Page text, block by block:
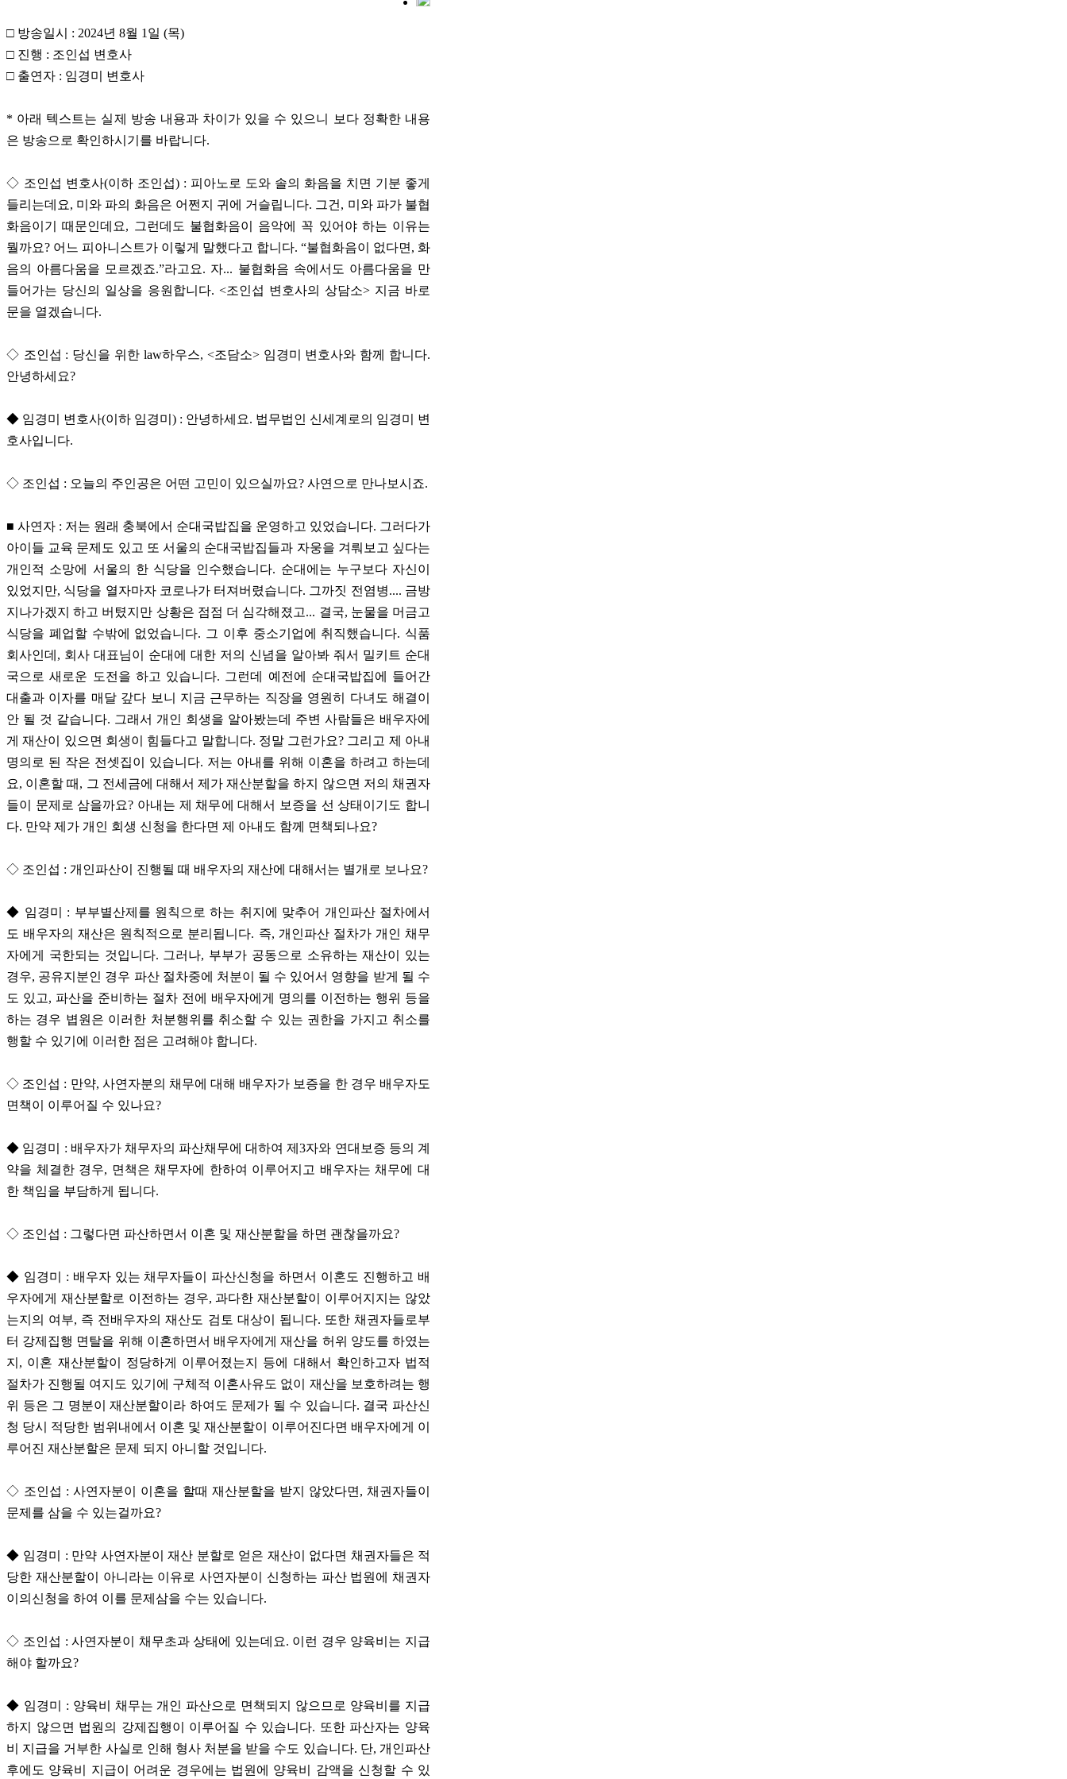
□ 방송일시 : 2024년 8월 1일 (목)
□ 진행 : 조인섭 변호사
□ 출연자 : 임경미 변호사
* 아래 텍스트는 실제 방송 내용과 차이가 있을 수 있으니 보다 정확한 내용
은 방송으로 확인하시기를 바랍니다.
◇ 조인섭 변호사(이하 조인섭) : 피아노로 도와 솔의 화음을 치면 기분 좋게
들리는데요, 미와 파의 화음은 어쩐지 귀에 거슬립니다. 그건, 미와 파가 불협
화음이기 때문인데요, 그런데도 불협화음이 음악에 꼭 있어야 하는 이유는
뭘까요? 어느 피아니스트가 이렇게 말했다고 합니다. “불협화음이 없다면, 화
음의 아름다움을 모르겠죠.”라고요. 자... 불협화음 속에서도 아름다움을 만
들어가는 당신의 일상을 응원합니다. <조인섭 변호사의 상담소> 지금 바로
문을 열겠습니다.
◇ 조인섭 : 당신을 위한 law하우스, <조담소> 임경미 변호사와 함께 합니다.
안녕하세요?
◆ 임경미 변호사(이하 임경미) : 안녕하세요. 법무법인 신세계로의 임경미 변
호사입니다.
◇ 조인섭 : 오늘의 주인공은 어떤 고민이 있으실까요? 사연으로 만나보시죠.
■ 사연자 : 저는 원래 충북에서 순대국밥집을 운영하고 있었습니다. 그러다가
아이들 교육 문제도 있고 또 서울의 순대국밥집들과 자웅을 겨뤄보고 싶다는
개인적 소망에 서울의 한 식당을 인수했습니다. 순대에는 누구보다 자신이
있었지만, 식당을 열자마자 코로나가 터져버렸습니다. 그까짓 전염병.... 금방
지나가겠지 하고 버텼지만 상황은 점점 더 심각해졌고... 결국, 눈물을 머금고
식당을 폐업할 수밖에 없었습니다. 그 이후 중소기업에 취직했습니다. 식품
회사인데, 회사 대표님이 순대에 대한 저의 신념을 알아봐 줘서 밀키트 순대
국으로 새로운 도전을 하고 있습니다. 그런데 예전에 순대국밥집에 들어간
대출과 이자를 매달 갚다 보니 지금 근무하는 직장을 영원히 다녀도 해결이
안 될 것 같습니다. 그래서 개인 회생을 알아봤는데 주변 사람들은 배우자에
게 재산이 있으면 회생이 힘들다고 말합니다. 정말 그런가요? 그리고 제 아내
명의로 된 작은 전셋집이 있습니다. 저는 아내를 위해 이혼을 하려고 하는데
요, 이혼할 때, 그 전세금에 대해서 제가 재산분할을 하지 않으면 저의 채권자
들이 문제로 삼을까요? 아내는 제 채무에 대해서 보증을 선 상태이기도 합니
다. 만약 제가 개인 회생 신청을 한다면 제 아내도 함께 면책되나요?
◇ 조인섭 : 개인파산이 진행될 때 배우자의 재산에 대해서는 별개로 보나요?
◆ 임경미 : 부부별산제를 원칙으로 하는 취지에 맞추어 개인파산 절차에서
도 배우자의 재산은 원칙적으로 분리됩니다. 즉, 개인파산 절차가 개인 채무
자에게 국한되는 것입니다. 그러나, 부부가 공동으로 소유하는 재산이 있는
경우, 공유지분인 경우 파산 절차중에 처분이 될 수 있어서 영향을 받게 될 수
도 있고, 파산을 준비하는 절차 전에 배우자에게 명의를 이전하는 행위 등을
하는 경우 볍원은 이러한 처분행위를 취소할 수 있는 권한을 가지고 취소를
행할 수 있기에 이러한 점은 고려해야 합니다.
◇ 조인섭 : 만약, 사연자분의 채무에 대해 배우자가 보증을 한 경우 배우자도
면책이 이루어질 수 있나요?
◆ 임경미 : 배우자가 채무자의 파산채무에 대하여 제3자와 연대보증 등의 계
약을 체결한 경우, 면책은 채무자에 한하여 이루어지고 배우자는 채무에 대
한 책임을 부담하게 됩니다.
◇ 조인섭 : 그렇다면 파산하면서 이혼 및 재산분할을 하면 괜찮을까요?
◆ 임경미 : 배우자 있는 채무자들이 파산신청을 하면서 이혼도 진행하고 배
우자에게 재산분할로 이전하는 경우, 과다한 재산분할이 이루어지지는 않았
는지의 여부, 즉 전배우자의 재산도 검토 대상이 됩니다. 또한 채권자들로부
터 강제집행 면탈을 위해 이혼하면서 배우자에게 재산을 허위 양도를 하였는
지, 이혼 재산분할이 정당하게 이루어졌는지 등에 대해서 확인하고자 법적
절차가 진행될 여지도 있기에 구체적 이혼사유도 없이 재산을 보호하려는 행
위 등은 그 명분이 재산분할이라 하여도 문제가 될 수 있습니다. 결국 파산신
청 당시 적당한 범위내에서 이혼 및 재산분할이 이루어진다면 배우자에게 이
루어진 재산분할은 문제 되지 아니할 것입니다.
◇ 조인섭 : 사연자분이 이혼을 할때 재산분할을 받지 않았다면, 채권자들이
문제를 삼을 수 있는걸까요?
◆ 임경미 : 만약 사연자분이 재산 분할로 얻은 재산이 없다면 채권자들은 적
당한 재산분할이 아니라는 이유로 사연자분이 신청하는 파산 법원에 채권자
이의신청을 하여 이를 문제삼을 수는 있습니다.
◇ 조인섭 : 사연자분이 채무초과 상태에 있는데요. 이런 경우 양육비는 지급
해야 할까요?
◆ 임경미 : 양육비 채무는 개인 파산으로 면책되지 않으므로 양육비를 지급
하지 않으면 법원의 강제집행이 이루어질 수 있습니다. 또한 파산자는 양육
비 지급을 거부한 사실로 인해 형사 처분을 받을 수도 있습니다. 단, 개인파산
후에도 양육비 지급이 어려운 경우에는 법원에 양육비 감액을 신청할 수 있